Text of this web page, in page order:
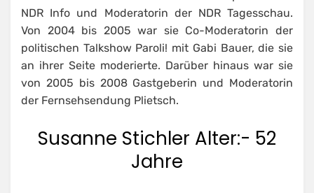
NDR Info und Moderatorin der NDR Tagesschau.
Von 2004 bis 2005 war sie Co-Moderatorin der
politischen Talkshow Paroli! mit Gabi Bauer, die sie
an ihrer Seite moderierte. Darüber hinaus war sie
von 2005 bis 2008 Gastgeberin und Moderatorin
der Fernsehsendung Plietsch.
Susanne Stichler Alter:- 52
Jahre